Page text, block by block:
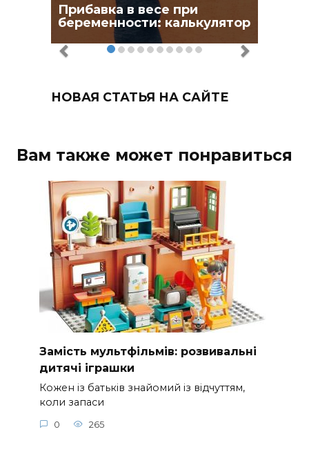
Прибавка в весе при
беременности: калькулятор
НОВАЯ СТАТЬЯ НА САЙТЕ
Вам также может понравиться
Замість мультфільмів: розвивальні
дитячі іграшки
Кожен із батьків знайомий із відчуттям,
коли запаси
0 265